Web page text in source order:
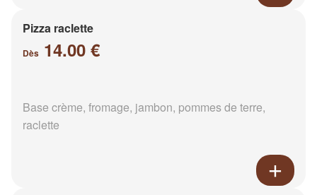
Pizza raclette
Dès 14.00 €
Base crème, fromage, jambon, pommes de terre,
raclette